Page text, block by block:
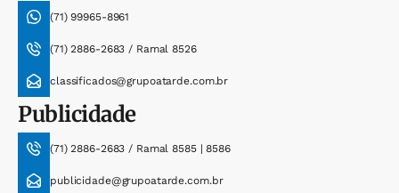
(71) 99965-8961
(71) 2886-2683 / Ramal 8526
classificados@grupoatarde.com.br
Publicidade
(71) 2886-2683 / Ramal 8585 | 8586
publicidade@grupoatarde.com.br